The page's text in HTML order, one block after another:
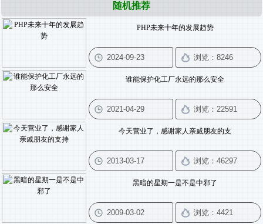
随机推荐
PHP未来十年的发展趋势
谁能保护化工厂永远的那么安全
今天营业了，感谢家人亲戚朋友的支
黑暗的星期一是不是中邪了